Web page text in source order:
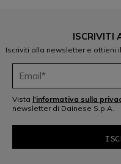
ISCRIVITI
Iscriviti alla newsletter e ottieni
Vista l'informativa sulla
newsletter di Dainese S.p.A.